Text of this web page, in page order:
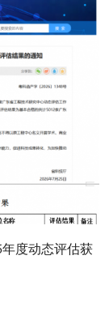
度动态评估获